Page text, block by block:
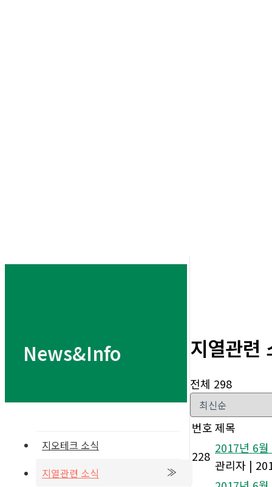
News&Info
지오테크 소식
지열관련 소식
지열관련
전체 298
번호제목
228
2017년 6
관리자 |